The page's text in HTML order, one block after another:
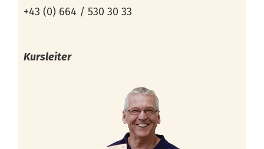
+43 (0) 664 / 530 30 33
Kursleiter